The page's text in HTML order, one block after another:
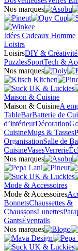
Nos marques
Idées Cadeaux Homme
Loisirs
LoisirsDIY & Créativité
PuzzlesSportTech &
Nos marques
Maison & Cuisine
Maison & CuisineA
TableBarBatterie de
d’intérieurDécoration
CuisineMugs & Tasses
OrganisationSalle de
CuisineVasesVerrerie
Nos marques
Mode & Accessoires
Mode & Accessoires
BonnetsChaussettes &
ChaussonsLunettes
GantsÉventails
Nos marques